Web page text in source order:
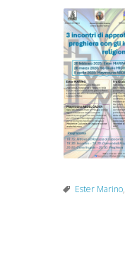
Ester Marino,